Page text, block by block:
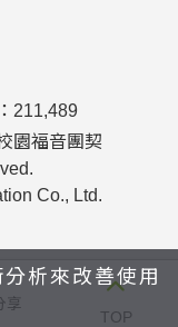
211,489
園福音團契
Co., Ltd.
享
TOP
析來改善使用